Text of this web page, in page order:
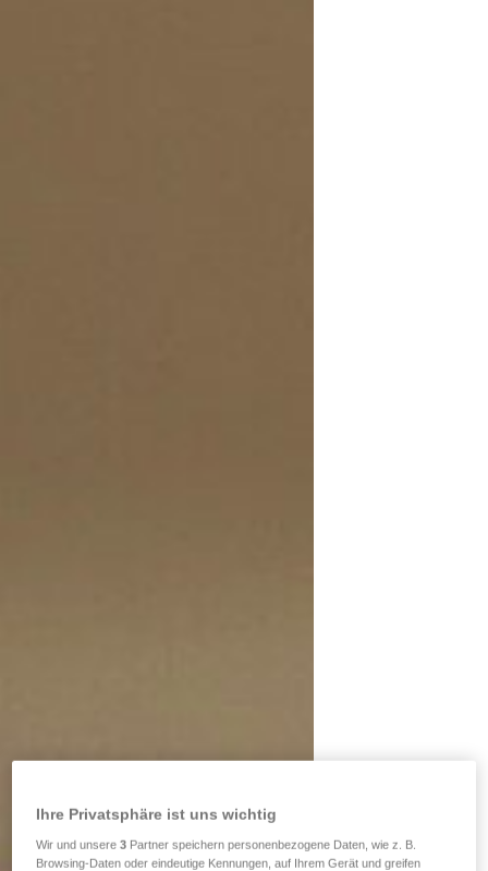
Ihre Privatsphäre ist uns wichtig
Wir und unsere3 Partner speichern personenbezogene Daten, wie z. B.
Browsing-Daten oder eindeutige Kennungen, auf Ihrem Gerät und greifen